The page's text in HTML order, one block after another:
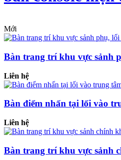
Mới
Bàn trang trí khu vực sảnh
Liên hệ
Bàn điểm nhấn tại lối vào
Liên hệ
Bàn trang trí khu vực sảnh